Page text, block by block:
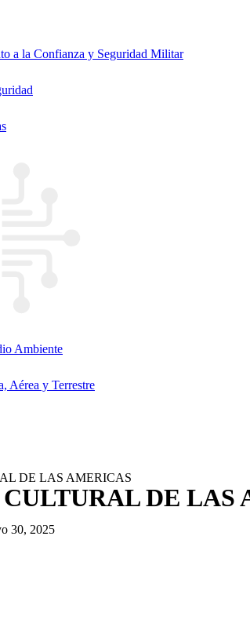
a la Confianza y Seguridad Militar
Ambiente
Aérea y Terrestre
DE LAS AMERICAS
DE LAS
30, 2025